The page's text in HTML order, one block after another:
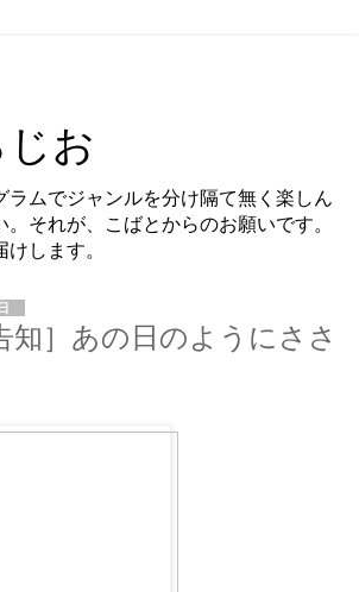
お
ラムでジャンルを分け隔て無く楽しん
それが、こばとからのお願いです。
します。
知］あの日のようにささ